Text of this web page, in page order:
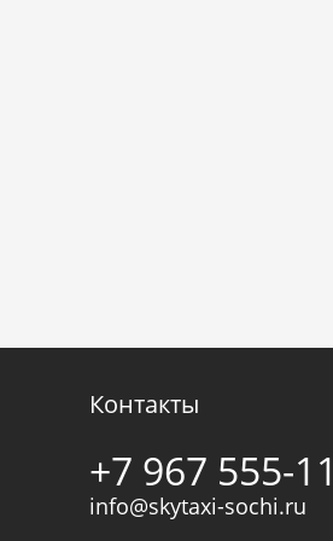
Контакты
+7 967 555-
info@skytaxi-sochi.ru